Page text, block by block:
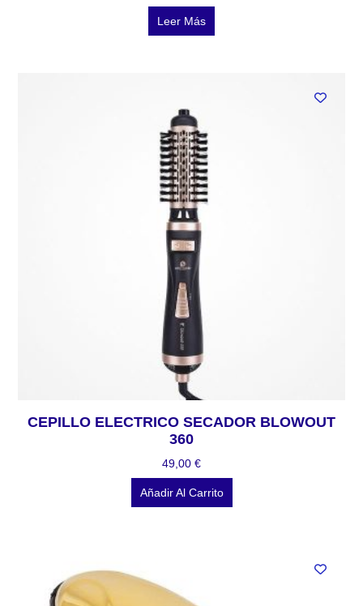
Leer Más
CEPILLO ELECTRICO SECADOR BLOWOUT
360
49,00 €
Añadir Al Carrito